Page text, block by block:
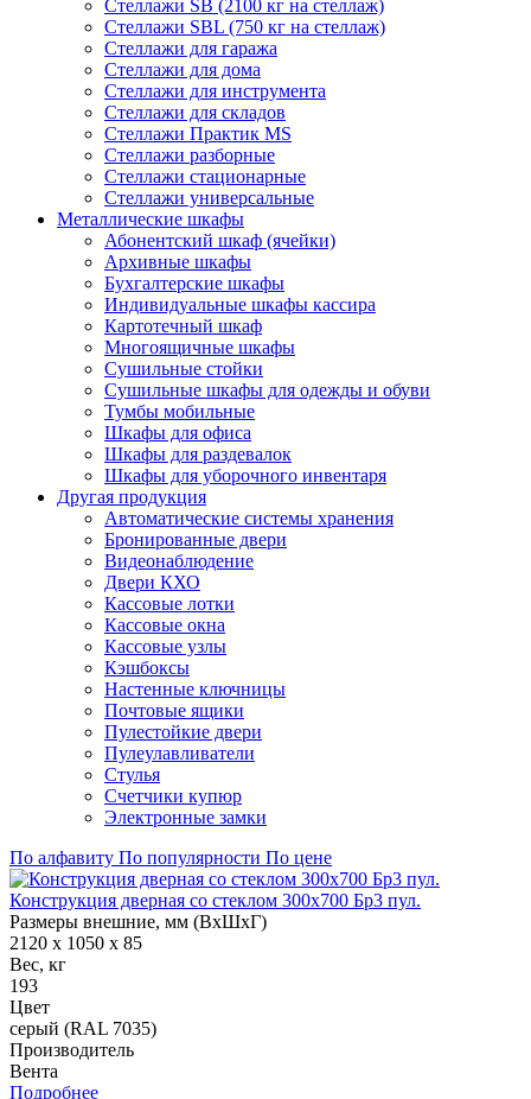
Стеллажи SB (2100 кг на стеллаж)
Стеллажи SBL (750 кг на стеллаж)
Стеллажи для гаража
Стеллажи для дома
Стеллажи для инструмента
Стеллажи для складов
Стеллажи Практик MS
Стеллажи разборные
Стеллажи стационарные
Стеллажи универсальные
Металлические шкафы
Абонентский шкаф (ячейки)
Архивные шкафы
Бухгалтерские шкафы
Индивидуальные шкафы кассира
Картотечный шкаф
Многоящичные шкафы
Сушильные стойки
Сушильные шкафы для одежды и обуви
Тумбы мобильные
Шкафы для офиса
Шкафы для раздевалок
Шкафы для уборочного инвентаря
Другая продукция
Автоматические системы хранения
Бронированные двери
Видеонаблюдение
Двери КХО
Кассовые лотки
Кассовые окна
Кассовые узлы
Кэшбоксы
Настенные ключницы
Почтовые ящики
Пулестойкие двери
Пулеулавливатели
Стулья
Счетчики купюр
Электронные замки
По алфавиту По популярности По цене
Конструкция дверная со стеклом 300х700 Бр3 пул.
Размеры внешние, мм (ВхШхГ)
2120 x 1050 x 85
Вес, кг
193
Цвет
серый (RAL 7035)
Производитель
Вента
Подробнее